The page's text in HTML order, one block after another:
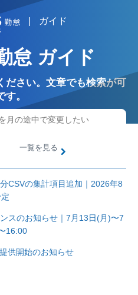
HRMOSガイド
怠 ガイド
ださい。文章でも検索が可
す。
一覧を見る
分CSVの集計項目追加｜2026年8
スのお知らせ｜7月13日(月)〜7
16:00
供開始のお知らせ